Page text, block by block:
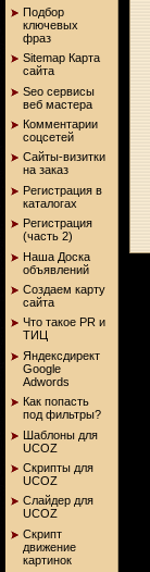
Подбор
ключевых
фраз
Sitemap Карта
сайта
Seo сервисы
веб мастера
Комментарии
соцсетей
Сайты-визитки
на заказ
Регистрация в
каталогах
Регистрация
(часть 2)
Наша Доска
объявлений
Создаем карту
сайта
Что такое PR и
ТИЦ
Яндексдирект
Google
Adwords
Как попасть
под фильтры?
Шаблоны для
UCOZ
Скрипты для
UCOZ
Слайдер для
UCOZ
Скрипт
движение
картинок